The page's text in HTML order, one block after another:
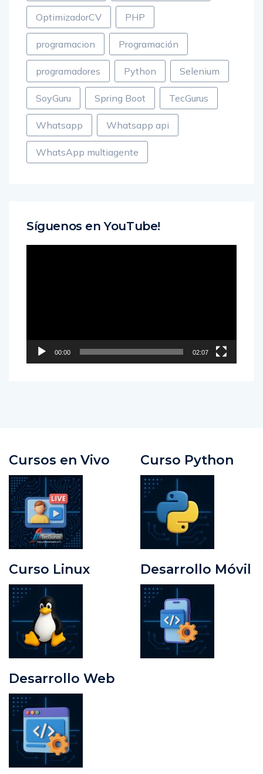
OptimizadorCV PHP
programacion Programación
programadores Python Selenium
SoyGuru Spring Boot TecGurus
Whatsapp Whatsapp api
WhatsApp multiagente
Síguenos en YouTube!
00:00 02:07
Cursos en Vivo Curso Python
Curso Linux Desarrollo Móvil
Desarrollo Web